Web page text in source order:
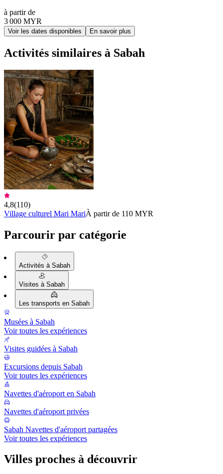
à partir de
3 000 MYR
Voir les dates disponibles En savoir plus
Activités similaires à Sabah
4,8(110)
Village culturel Mari MariÀ partir de 110 MYR
Parcourir par catégorie
Activités à Sabah
Visites à Sabah
Les transports en Sabah
Musées à Sabah
Voir toutes les expériences
Visites guidées à Sabah
Excursions depuis Sabah
Voir toutes les expériences
Navettes d'aéroport en Sabah
Navettes d'aéroport privées
Sabah Navettes d'aéroport partagées
Voir toutes les expériences
Villes proches à découvrir